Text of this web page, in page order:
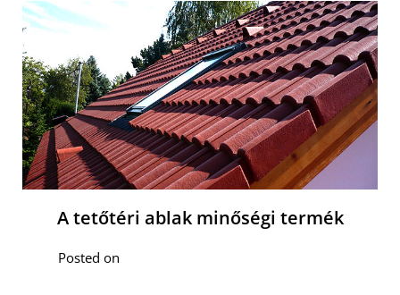
A tetőtéri ablak minőségi termék
Posted on